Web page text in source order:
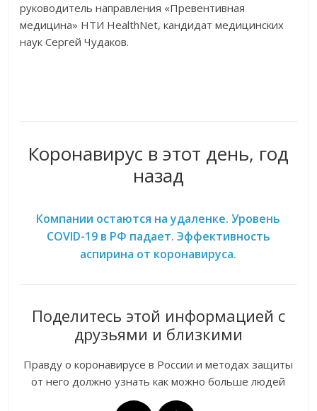
руководитель направления «Превентивная
медицина» НТИ HealthNet, кандидат медицинских
наук Сергей Чудаков.
Коронавирус в этот день, год
назад
Компании остаются на удаленке. Уровень
COVID-19 в РФ падает. Эффективность
аспирина от коронавируса.
Поделитесь этой информацией с
друзьями и близкими
Правду о коронавирусе в России и методах защиты
от него должно узнать как можно больше людей